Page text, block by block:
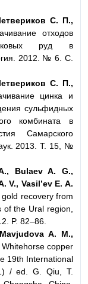
С. П.,
отходов
руд в
2012. № 6. С.
С. П.,
цинка и
сульфидных
комбината в
Самарского
2013. Т. 15, №
Bulaev A. G.,
V., Vasil’ev E. A.
recovery from
the Ural region,
P. 82–86.
A. M.,
copper
19th International
/ ed. G. Qiu, T.